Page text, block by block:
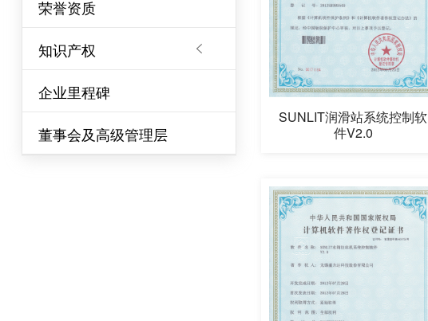
荣誉资质
知识产权 
企业里程碑
董事会及高级管理层
SUNLIT润滑站系统控制软
件V2.0